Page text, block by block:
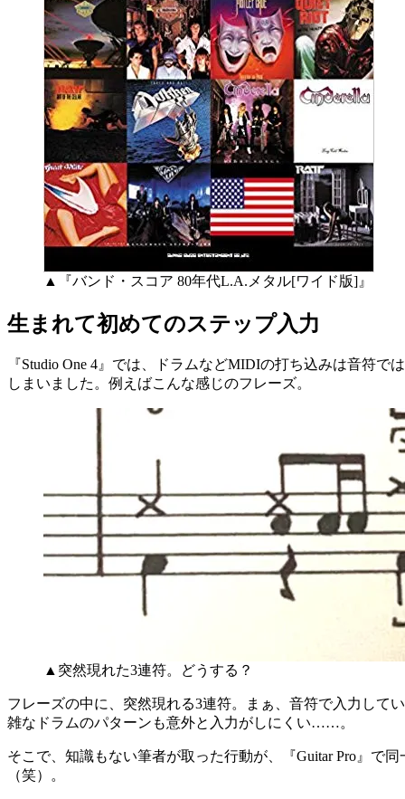
▲『バンド・スコア 80年代L.A.メタル[ワイド版]』
生まれて初めてのステップ入力
『Studio One 4』では、ドラムなどMIDIの打ち込みは音符
しまいました。例えばこんな感じのフレーズ。
▲突然現れた3連符。どうする？
フレーズの中に、突然現れる3連符。まぁ、音符で入力して
雑なドラムのパターンも意外と入力がしにくい……。
そこで、知識もない筆者が取った行動が、『Guitar Pro』で
（笑）。